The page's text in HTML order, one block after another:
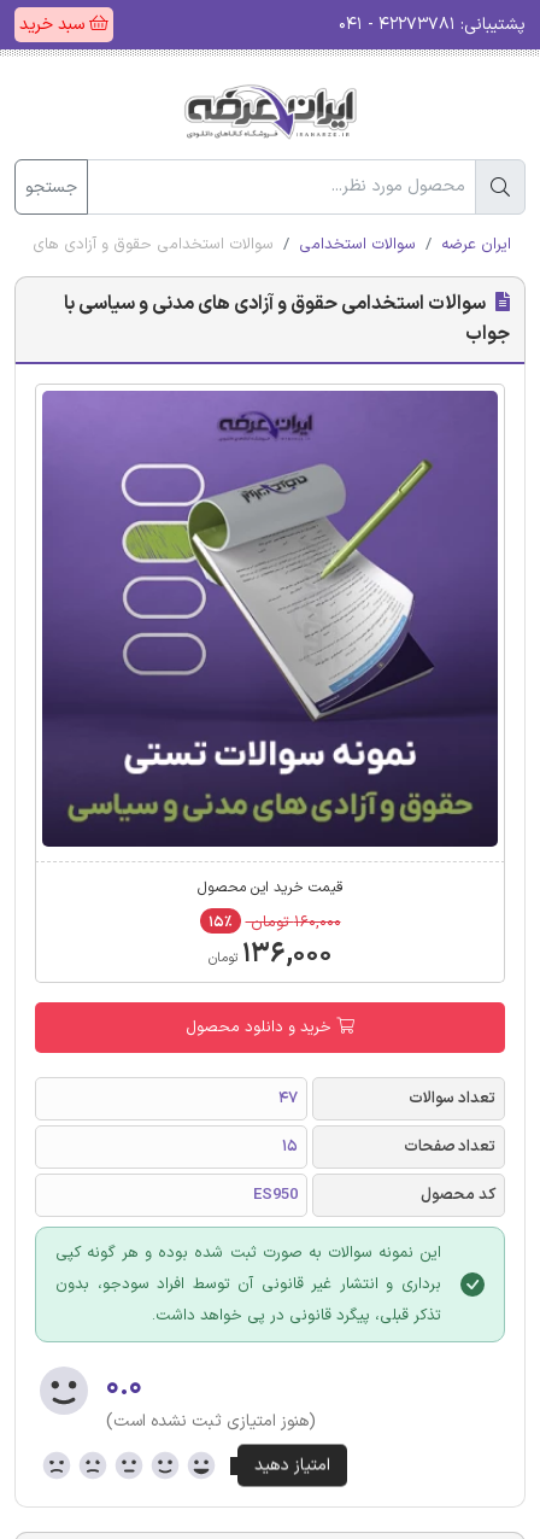
پشتیبانی: سبد خرید
جستجو
ایران عرضه سوالات استخدامی سوالات استخدامی حقوق و آزادی های
سوالات استخدامی حقوق و آزادی های مدنی و سیاسی با
جواب
قیمت خرید این محصول
۱۶۰,۰۰۰ تومان ۱۵٪
۱۳۶,۰۰۰ تومان
خرید و دانلود محصول
تعداد سوالات
47
تعداد صفحات
15
کد محصول
ES950
این نمونه سوالات به صورت ثبت شده بوده و هر گونه کپی
برداری و انتشار غیر قانونی آن توسط افراد سودجو، بدون
تذکر قبلی، پیگرد قانونی در پی خواهد داشت.
۰.۰
(هنوز امتیازی ثبت نشده است)